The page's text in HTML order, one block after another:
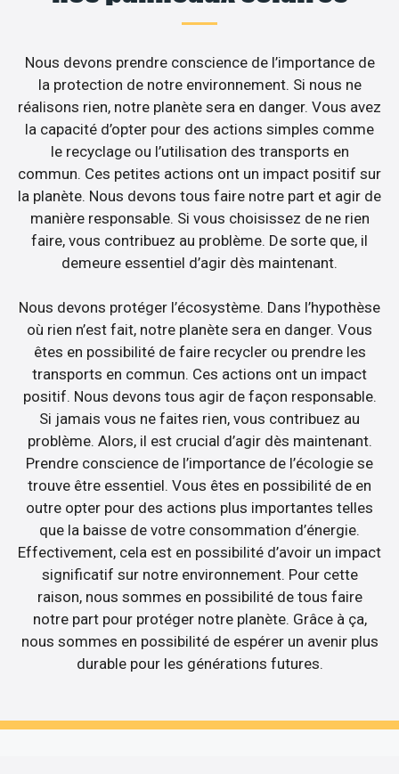
Nous devons prendre conscience de l’importance de
la protection de notre environnement. Si nous ne
réalisons rien, notre planète sera en danger. Vous avez
la capacité d’opter pour des actions simples comme
le recyclage ou l’utilisation des transports en
commun. Ces petites actions ont un impact positif sur
la planète. Nous devons tous faire notre part et agir de
manière responsable. Si vous choisissez de ne rien
faire, vous contribuez au problème. De sorte que, il
demeure essentiel d’agir dès maintenant.
Nous devons protéger l’écosystème. Dans l’hypothèse
où rien n’est fait, notre planète sera en danger. Vous
êtes en possibilité de faire recycler ou prendre les
transports en commun. Ces actions ont un impact
positif. Nous devons tous agir de façon responsable.
Si jamais vous ne faites rien, vous contribuez au
problème. Alors, il est crucial d’agir dès maintenant.
Prendre conscience de l’importance de l’écologie se
trouve être essentiel. Vous êtes en possibilité de en
outre opter pour des actions plus importantes telles
que la baisse de votre consommation d’énergie.
Effectivement, cela est en possibilité d’avoir un impact
significatif sur notre environnement. Pour cette
raison, nous sommes en possibilité de tous faire
notre part pour protéger notre planète. Grâce à ça,
nous sommes en possibilité de espérer un avenir plus
durable pour les générations futures.